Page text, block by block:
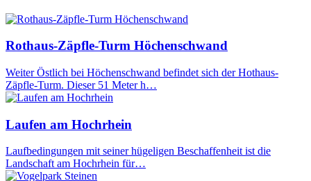
Rothaus-Zäpfle-Turm Höchenschwand
Weiter Östlich bei Höchenschwand befindet sich der Hothaus-
Zäpfle-Turm. Dieser 51 Meter h…
Laufen am Hochrhein
Laufbedingungen mit seiner hügeligen Beschaffenheit ist die
Landschaft am Hochrhein für…